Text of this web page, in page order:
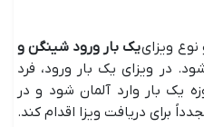
نوع ویزاییک بار ورود شینگن و
در ویزای یک بار ورود، فرد
در این دوره ۹۰ روزه یک بار وارد آلمان شود و در
برای دریافت ویزا اقدام کند.